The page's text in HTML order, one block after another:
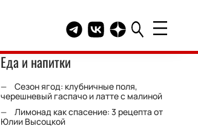
Telegram канал HELLO
Группа HELLO
Канал HELLO в
Еда и напитки
Сезон ягод: клубничные поля,
черешневый гаспачо и латте с малиной
Лимонад как спасение: 3 рецепта от
Юлии Высоцкой